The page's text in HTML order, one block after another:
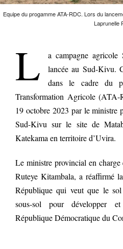
Equipe du progamme ATA-RDC. Lors du
Laprunelle
L
a campagne
lancée au Sud-Kivu.
dans le cadre du
Transformation Agricole
19 octobre 2023 par le ministre
Sud-Kivu sur le site de
Katekama en territoire d’Uvira.
Le ministre provincial en charge
Ruteye Kitambala, a réaffirmé
République qui veut que le
sous-sol pour développer
République Démocratique du